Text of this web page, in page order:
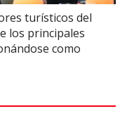
turísticos del
los principales
como